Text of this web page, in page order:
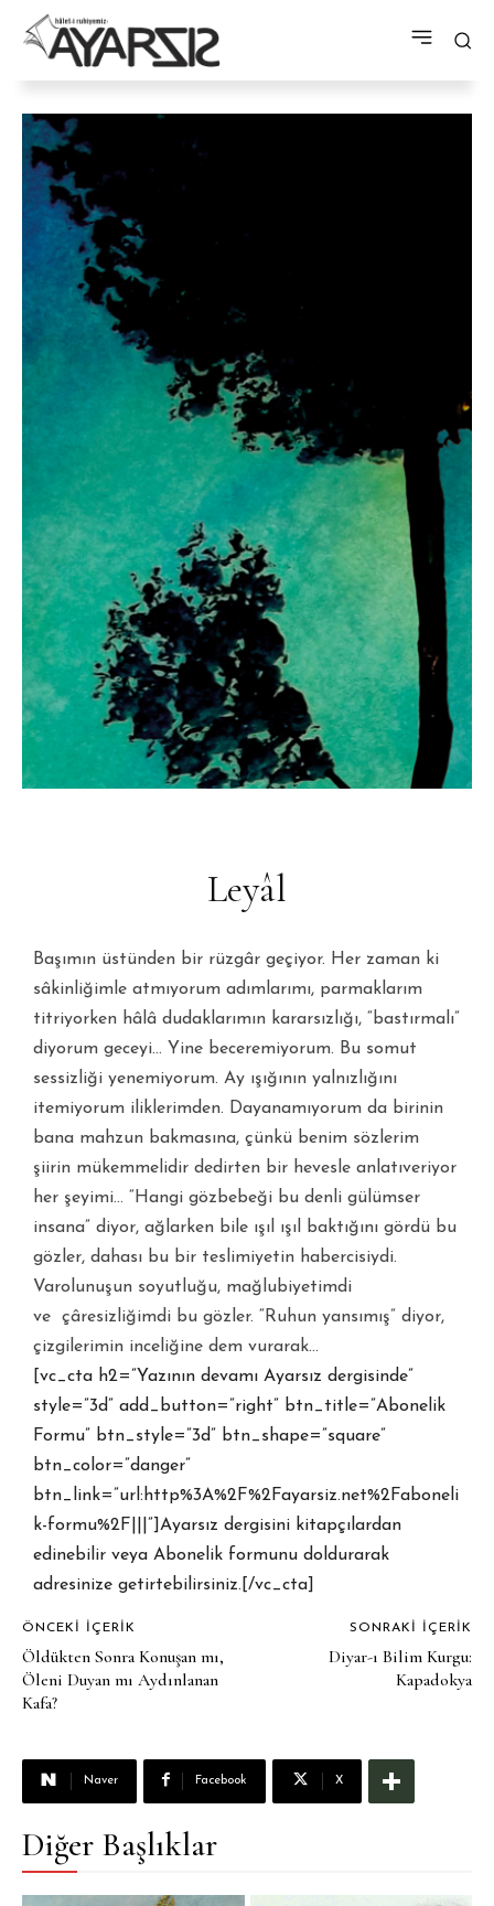
Leyâl
Başımın üstünden bir rüzgâr geçiyor. Her zaman ki
sâkinliğimle atmıyorum adımlarımı, parmaklarım
titriyorken hâlâ dudaklarımın kararsızlığı, “bastırmalı”
diyorum geceyi… Yine beceremiyorum. Bu somut
sessizliği yenemiyorum. Ay ışığının yalnızlığını
itemiyorum iliklerimden. Dayanamıyorum da birinin
bana mahzun bakmasına, çünkü benim sözlerim
şiirin mükemmelidir dedirten bir hevesle anlatıveriyor
her şeyimi… “Hangi gözbebeği bu denli gülümser
insana” diyor, ağlarken bile ışıl ışıl baktığını gördü bu
gözler, dahası bu bir teslimiyetin habercisiydi.
Varolunuşun soyutluğu, mağlubiyetimdi
ve
çâresizliğimdi bu gözler. “Ruhun yansımış” diyor,
çizgilerimin inceliğine dem vurarak…
[vc_cta h2=”Yazının devamı Ayarsız dergisinde”
style=”3d” add_button=”right” btn_title=”Abonelik
Formu” btn_style=”3d” btn_shape=”square”
btn_color=”danger”
btn_link=”url:http%3A%2F%2Fayarsiz.net%2Faboneli
k-formu%2F|||”]Ayarsız dergisini kitapçılardan
edinebilir veya Abonelik formunu doldurarak
adresinize getirtebilirsiniz.[/vc_cta]
ÖNCEKI İÇERIK
Öldükten Sonra Konuşan mı,
Öleni Duyan mı Aydınlanan
Kafa?
SONRAKI İÇERIK
Diyar-ı Bilim Kurgu:
Kapadokya
Naver Facebook X
Diğer Başlıklar